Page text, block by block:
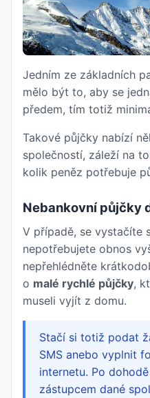
Jedním ze základních
mělo být to, aby se
předem, tím totiž
Takové půjčky nabízí
společností, záleží na
kolik peněz potřebuje
Nebankovní půjčky
V případě, se vystačíte
nepotřebujete obnos
nepřehlédněte
o malé rychlé půjčky,
museli vyjít z domu.
Stačí si totiž podat
SMS anebo vyplnit
internetu. Po
zástupcem dané